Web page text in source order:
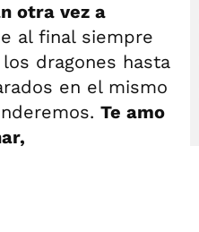
otra vez a
al final siempre
dragones hasta
en el mismo
Te amo